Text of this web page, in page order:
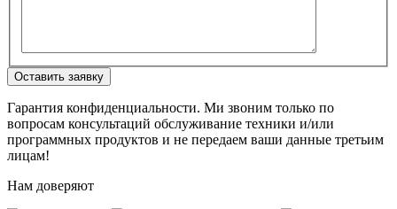
Оставить заявку
Гарантия конфиденциальности. Ми звоним только по
вопросам консультаций обслуживание техники и/или
программных продуктов и не передаем ваши данные третьим
лицам!
Нам доверяют